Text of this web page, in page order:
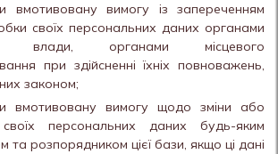
вмотивовану вимогу із запереченням
своїх персональних даних органами
влади, органами місцевого
при здійсненні їхніх повноважень,
законом;
вмотивовану вимогу щодо зміни або
персональних даних будь-яким
та розпорядником цієї бази, якщо ці дані